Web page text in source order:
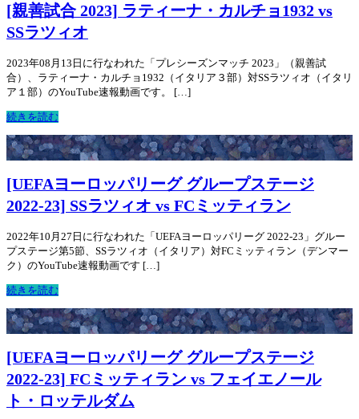
[親善試合 2023] ラティーナ・カルチョ1932 vs
SSラツィオ
2023年08月13日に行なわれた「プレシーズンマッチ 2023」（親善試
合）、ラティーナ・カルチョ1932（イタリア３部）対SSラツィオ（イタリ
ア１部）のYouTube速報動画です。 […]
続きを読む
[UEFAヨーロッパリーグ グループステージ
2022-23] SSラツィオ vs FCミッティラン
2022年10月27日に行なわれた「UEFAヨーロッパリーグ 2022-23」グルー
プステージ第5節、SSラツィオ（イタリア）対FCミッティラン（デンマー
ク）のYouTube速報動画です […]
続きを読む
[UEFAヨーロッパリーグ グループステージ
2022-23] FCミッティラン vs フェイエノール
ト・ロッテルダム